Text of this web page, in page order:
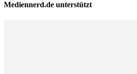
Mediennerd.de unterstützt